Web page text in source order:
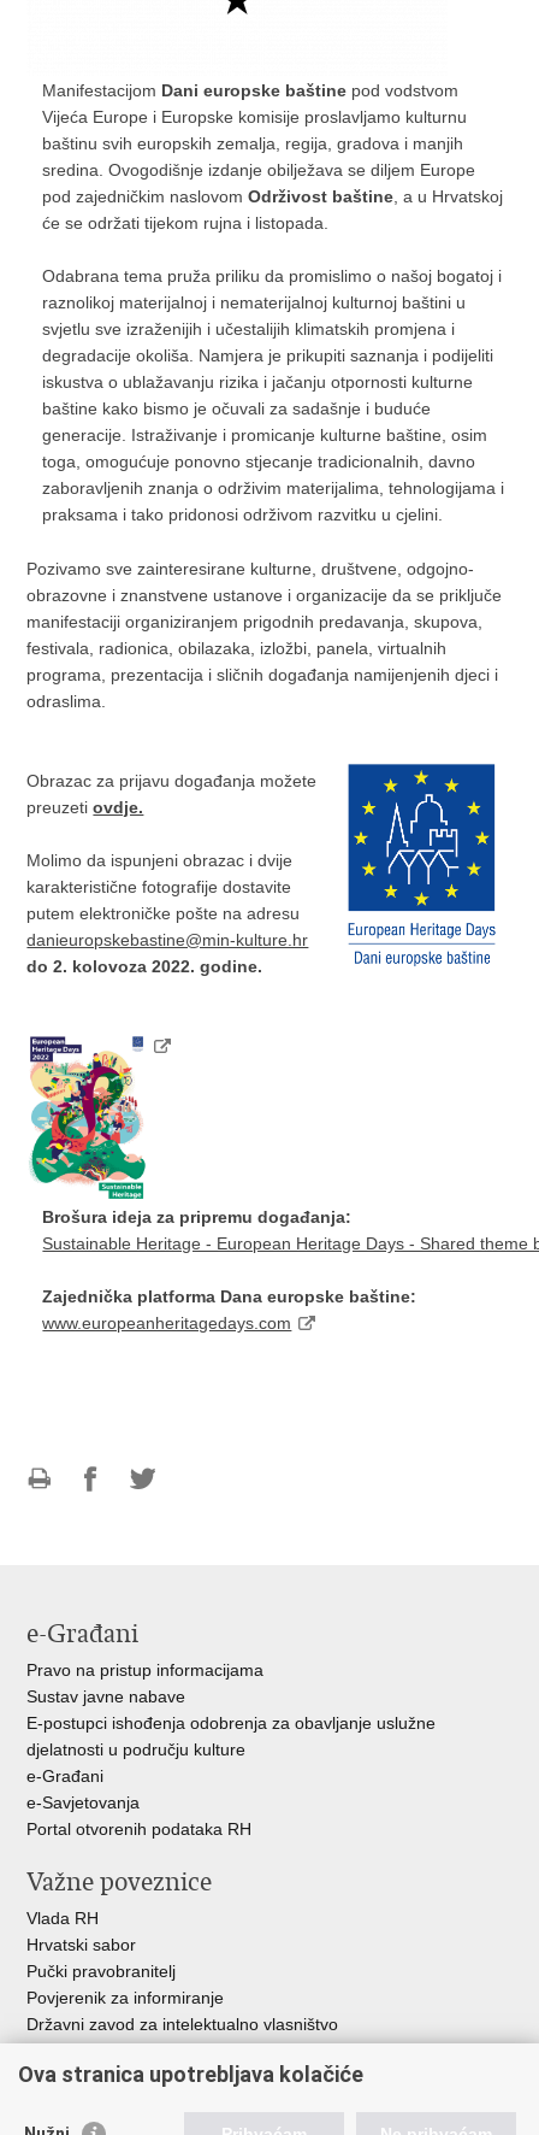
Manifestacijom Dani europske baštine pod vodstvom
Vijeća Europe i Europske komisije proslavljamo kulturnu
baštinu svih europskih zemalja, regija, gradova i manjih
sredina. Ovogodišnje izdanje obilježava se diljem Europe
pod zajedničkim naslovomOdrživost baštine , a u Hrvatskoj
će se održati tijekom rujna i listopada.
Odabrana tema pruža priliku da promislimo o našoj bogatoj i
raznolikoj materijalnoj i nematerijalnoj kulturnoj baštini u
svjetlu sve izraženijih i učestalijih klimatskih promjena i
degradacije okoliša. Namjera je prikupiti saznanja i podijeliti
iskustva o ublažavanju rizika i jačanju otpornosti kulturne
baštine kako bismo je očuvali za sadašnje i buduće
generacije. Istraživanje i promicanje kulturne baštine, osim
toga, omogućuje ponovno stjecanje tradicionalnih, davno
zaboravljenih znanja o održivim materijalima, tehnologijama i
praksama i tako pridonosi održivom razvitku u cjelini.
Pozivamo sve zainteresirane kulturne, društvene, odgojno-
obrazovne i znanstvene ustanove i organizacije da se priključe
manifestaciji organiziranjem prigodnih predavanja, skupova,
festivala, radionica, obilazaka, izložbi, panela, virtualnih
programa, prezentacija i sličnih događanja namijenjenih djeci i
odraslima.
Obrazac za prijavu događanja možete
preuzetiovdje.
Molimo da ispunjeni obrazac i dvije
karakteristične fotografije dostavite
putem elektroničke pošte na adresu
danieuropskebastine@min-kulture.hr
do 2. kolovoza 2022. godine.
Brošura ideja za pripremu događanja:
Sustainable Heritage - European Heritage Days - Shared theme
Zajednička platforma Dana europske baštine:
www.europeanheritagedays.com
e-Građani
Pravo na pristup informacijama
Sustav javne nabave
E-postupci ishođenja odobrenja za obavljanje uslužne
djelatnosti u području kulture
e-Građani
e-Savjetovanja
Portal otvorenih podataka RH
Važne poveznice
Vlada RH
Hrvatski sabor
Pučki pravobranitelj
Povjerenik za informiranje
Državni zavod za intelektualno vlasništvo
HAKOM
Ova stranica upotrebljava kolačiće